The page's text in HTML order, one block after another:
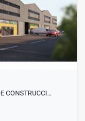
CONSTRUCCI…